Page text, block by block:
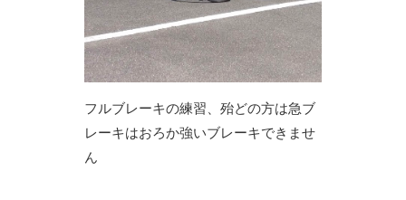
フルブレーキの練習、殆どの方は急ブ
レーキはおろか強いブレーキできませ
ん